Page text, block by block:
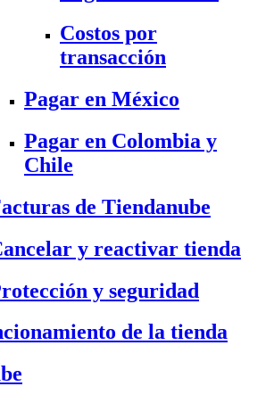
Costos por
transacción
Pagar en México
Pagar en Colombia y
Chile
de Tiendanube
y reactivar tienda
y seguridad
de la tienda